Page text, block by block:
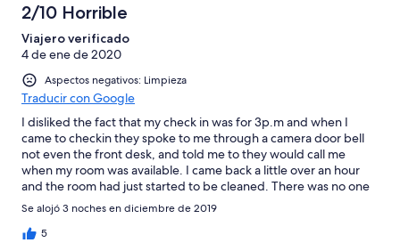
2/10 Horrible
Viajero verificado
4 de ene de 2020
Aspectos negativos: Limpieza
Traducir con Google
I disliked the fact that my check in was for 3p.m and when I
came to checkin they spoke to me through a camera door bell
not even the front desk, and told me to they would call me
when my room was available. I came back a little over an hour
and the room had just started to be cleaned. There was no one
on the grounds incase i needed anything. And checking out i
rang the door bell and someone spoke to me through a window
from the top floor. The experience was terrible and I wouldnt
Se alojó 3 noches en diciembre de 2019
5